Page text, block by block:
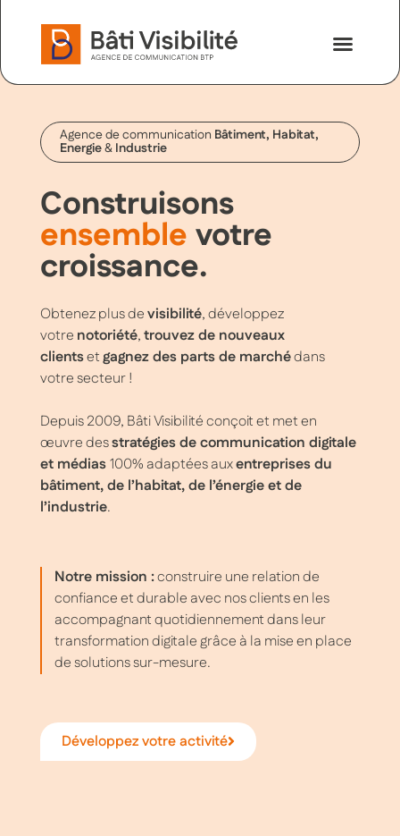
Agence de communication Bâtiment, Habitat,
Energie& Industrie
Construisons
ensemble votre
croissance.
Obtenez plus devisibilité, développez
votre notoriété,trouvez de nouveaux
clientsetgagnez des parts de marchédans
votre secteur !
Depuis 2009, Bâti Visibilité conçoit et met en
œuvre desstratégies de communication digitale
et médias100% adaptées auxentreprises du
bâtiment, de l’habitat, de l’énergie et de
l’industrie.
Notre mission :construire une relation de
confiance et durable avec nos clients en les
accompagnant quotidiennement dans leur
transformation digitale grâce à la mise en place
de solutions sur-mesure.
Développez votre activité